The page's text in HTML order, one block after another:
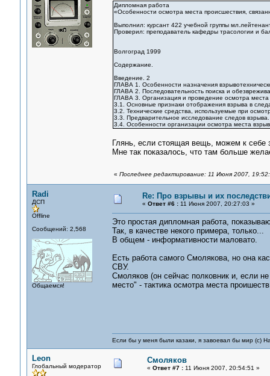
Дипломная работа
«Особенности осмотра места происшествия,
Выполнил: курсант 422 учебной группы
Проверил: преподаватель кафедры трасологии и
Волгоград 1999
Содержание.
Введение. 2
ГЛАВА 1. Особенности назначения
ГЛАВА 2. Последовательность поиска и
ГЛАВА 3. Организация и проведение осмотра места
3.1. Основные признаки отображения взрыва в
3.2. Технические средства, используемые при
3.3. Предварительное исследование следов
3.4. Особенности организации осмотра места
Глянь, если стоящая вещь, можем к себе
Мне так показалось, что там больше
« Последнее редактирование: 11 Июня 2007,
Radi
ДСП
Offline
Сообщений: 2,568
Общаемся!
Re: Про взрывы и их
« Ответ #6 :11 Июня 2007, 20:27:03 »
Это простая дипломная работа,
Так, в качестве некого примера, только...
В общем - информативности маловато.
Есть работа самого Смолякова, но она
СВУ.
Смоляков (он сейчас полковник и, если
место" - тактика осмотра места
Если бы у меня были казаки, я завоевал бы мир (с)
Leon
Глобальный модератор
Смоляков
« Ответ #7 :11 Июня 2007, 20:54:51 »